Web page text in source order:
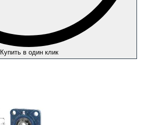
Купить в один клик